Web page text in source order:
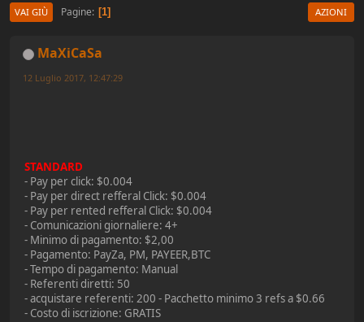
VAI GIÙ Pagine 1 AZIONI
MaXiCaSa
12 Luglio 2017, 12:47:29
STANDARD
- Pay per click: $0.004
- Pay per direct refferal Click: $0.004
- Pay per rented refferal Click: $0.004
- Comunicazioni giornaliere: 4+
- Minimo di pagamento: $2,00
- Pagamento: PayZa, PM, PAYEER,BTC
- Tempo di pagamento: Manual
- Referenti diretti: 50
- acquistare referenti: 200 - Pacchetto minimo 3 refs a $0.66
- Costo di iscrizione: GRATIS